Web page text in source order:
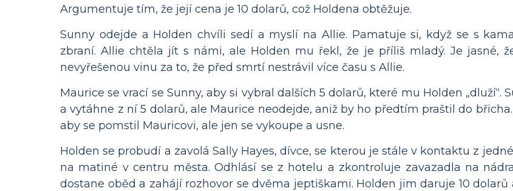
Argumentuje tím, že její cena je 10 dolarů, což Holdena obtěžuje.
Sunny odejde a Holden chvíli sedí a myslí na Allie. Pamatuje si, když se s
zbraní. Allie chtěla jít s námi, ale Holden mu řekl, že je příliš mladý. Je jasné,
nevyřešenou vinu za to, že před smrtí nestrávil více času s Allie.
Maurice se vrací se Sunny, aby si vybral dalších 5 dolarů, které mu Holden „dluží“.
a vytáhne z ní 5 dolarů, ale Maurice neodejde, aniž by ho předtím praštil do
aby se pomstil Mauricovi, ale jen se vykoupe a usne.
Holden se probudí a zavolá Sally Hayes, dívce, se kterou je stále v kontaktu z
na matiné v centru města. Odhlásí se z hotelu a zkontroluje zavazadla na
dostane oběd a zahájí rozhovor se dvěma jeptiškami. Holden jim daruje 10